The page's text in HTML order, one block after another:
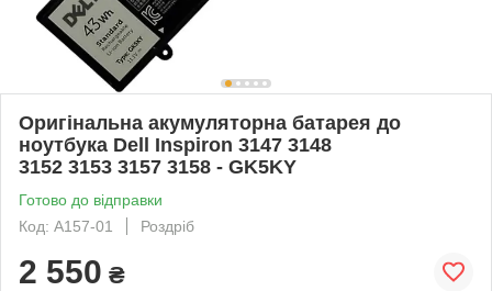
Оригінальна акумуляторна батарея до
ноутбука Dell Inspiron 3147 3148
3152 3153 3157 3158 - GK5KY
Готово до відправки
Код: A157-01
Роздріб
2 550 ₴